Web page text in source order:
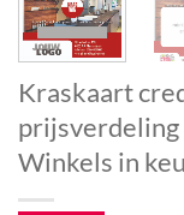
Kraskaart
prijsverdeling
Winkels in